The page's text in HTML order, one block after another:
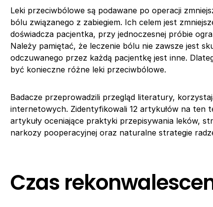
Leki przeciwbólowe są podawane po operacji
bólu związanego z zabiegiem. Ich celem jest
doświadcza pacjentka, przy jednoczesnej próbie
Należy pamiętać, że leczenie bólu nie zawsze jest
odczuwanego przez każdą pacjentkę jest inne.
być konieczne różne leki przeciwbólowe.
Badacze przeprowadzili przegląd literatury,
internetowych. Zidentyfikowali 12 artykułów na ten
artykuły oceniające praktyki przepisywania leków,
narkozy pooperacyjnej oraz naturalne strategie
Czas